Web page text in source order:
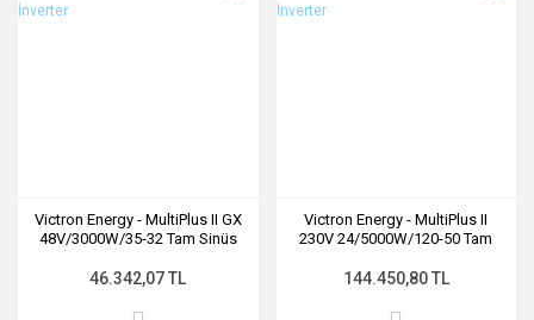
Victron Energy - MultiPlus II GX
48V/3000W/35-32 Tam Sinüs
46.342,07 TL
Victron Energy - MultiPlus II
230V 24/5000W/120-50 Tam
144.450,80 TL